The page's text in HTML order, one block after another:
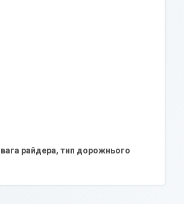
райдера, тип дорожнього